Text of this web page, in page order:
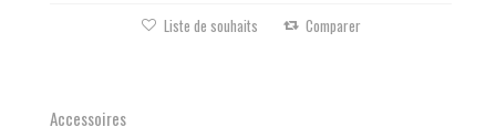
Liste de souhaits Comparer
Accessoires